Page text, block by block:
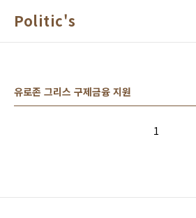
Politic's
유로존 그리스 구제금융 지원
1